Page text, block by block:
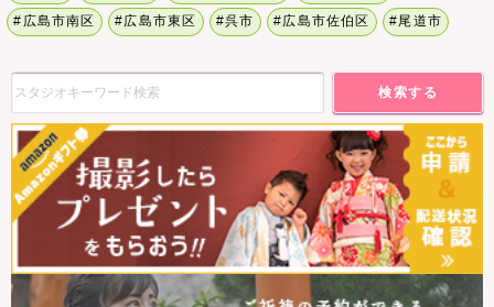
#広島市南区 #広島市東区 #呉市 #広島市佐伯区 #尾道市
検索する